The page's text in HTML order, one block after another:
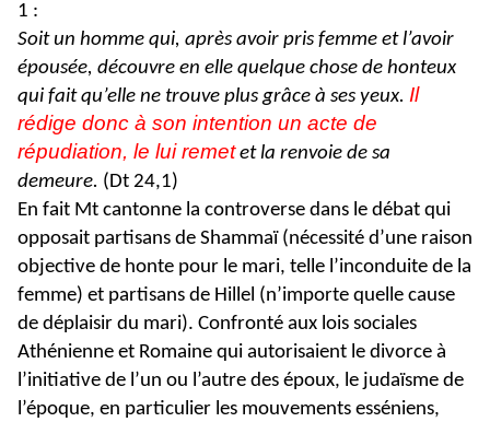
1 :
Soit un homme qui, après avoir pris femme et l’avoir
épousée, découvre en elle quelque chose de honteux
qui fait qu’elle ne trouve plus grâce à ses yeux. Il
rédige donc à son intention un acte de
répudiation, le lui remetet la renvoie de sa
demeure. (Dt 24,1)
En fait Mt cantonne la controverse dans le débat qui
opposait partisans de Shammaï (nécessité d’une raison
objective de honte pour le mari, telle l’inconduite de la
femme) et partisans de Hillel (n’importe quelle cause
de déplaisir du mari). Confronté aux lois sociales
Athénienne et Romaine qui autorisaient le divorce à
l’initiative de l’un ou l’autre des époux, le judaïsme de
l’époque, en particulier les mouvements esséniens,